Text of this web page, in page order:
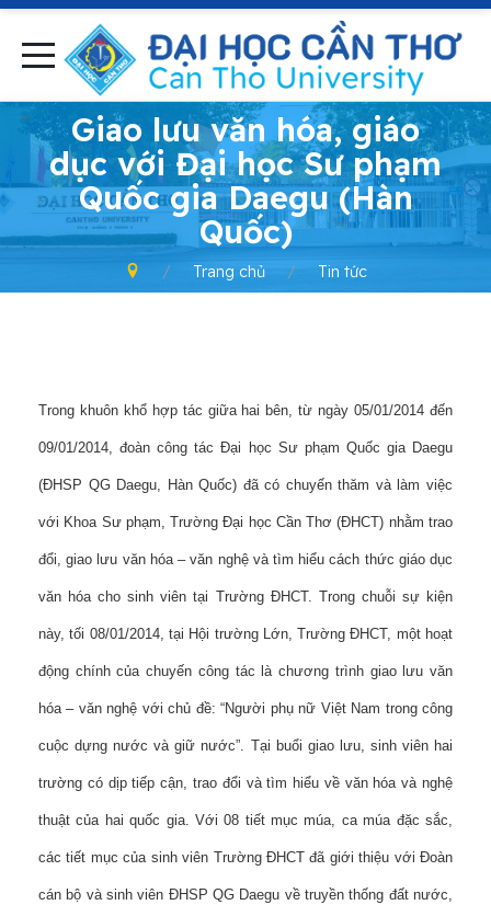
-
Giao lưu văn hóa, giáo
dục với Đại học Sư phạm
Quốc gia Daegu (Hàn
Quốc)
Trang chủ Tin tức
Trong khuôn khổ hợp tác giữa hai bên, từ ngày 05/01/2014 đến
09/01/2014, đoàn công tác Đại học Sư phạm Quốc gia Daegu
(ĐHSP QG Daegu, Hàn Quốc) đã có chuyến thăm và làm việc
với Khoa Sư phạm, Trường Đại học Cần Thơ (ĐHCT) nhằm trao
đổi, giao lưu văn hóa – văn nghệ và tìm hiểu cách thức giáo dục
văn hóa cho sinh viên tại Trường ĐHCT. Trong chuỗi sự kiện
này, tối 08/01/2014, tại Hội trường Lớn, Trường ĐHCT, một hoạt
động chính của chuyến công tác là chương trình giao lưu văn
hóa – văn nghệ với chủ đề: “Người phụ nữ Việt Nam trong công
cuộc dựng nước và giữ nước”. Tại buổi giao lưu, sinh viên hai
trường có dịp tiếp cận, trao đổi và tìm hiểu về văn hóa và nghệ
thuật của hai quốc gia. Với 08 tiết mục múa, ca múa đặc sắc,
các tiết mục của sinh viên Trường ĐHCT đã giới thiệu với Đoàn
cán bộ và sinh viên ĐHSP QG Daegu về truyền thống đất nước,